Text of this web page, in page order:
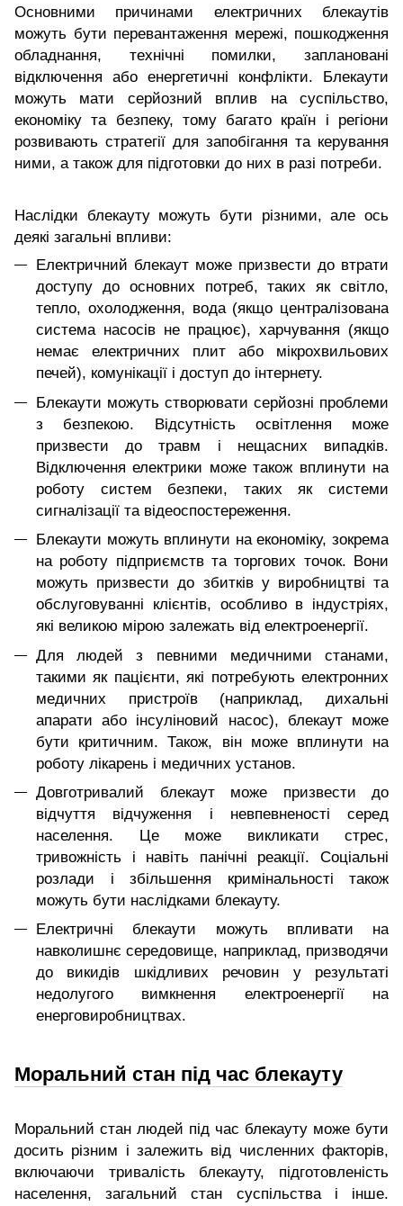
Основними причинами електричних блекаутів
можуть бути перевантаження мережі, пошкодження
обладнання, технічні помилки, заплановані
відключення або енергетичні конфлікти. Блекаути
можуть мати серйозний вплив на суспільство,
економіку та безпеку, тому багато країн і регіони
розвивають стратегії для запобігання та керування
ними, а також для підготовки до них в разі потреби.
Наслідки блекауту можуть бути різними, але ось
деякі загальні впливи:
Електричний блекаут може призвести до втрати
доступу до основних потреб, таких як світло,
тепло, охолодження, вода (якщо централізована
система насосів не працює), харчування (якщо
немає електричних плит або мікрохвильових
печей), комунікації і доступ до інтернету.
Блекаути можуть створювати серйозні проблеми
з безпекою. Відсутність освітлення може
призвести до травм і нещасних випадків.
Відключення електрики може також вплинути на
роботу систем безпеки, таких як системи
сигналізації та відеоспостереження.
Блекаути можуть вплинути на економіку, зокрема
на роботу підприємств та торгових точок. Вони
можуть призвести до збитків у виробництві та
обслуговуванні клієнтів, особливо в індустріях,
які великою мірою залежать від електроенергії.
Для людей з певними медичними станами,
такими як пацієнти, які потребують електронних
медичних пристроїв (наприклад, дихальні
апарати або інсуліновий насос), блекаут може
бути критичним. Також, він може вплинути на
роботу лікарень і медичних установ.
Довготривалий блекаут може призвести до
відчуття відчуження і невпевненості серед
населення. Це може викликати стрес,
тривожність і навіть панічні реакції. Соціальні
розлади і збільшення кримінальності також
можуть бути наслідками блекауту.
Електричні блекаути можуть впливати на
навколишнє середовище, наприклад, призводячи
до викидів шкідливих речовин у результаті
недолугого вимкнення електроенергії на
енерговиробництвах.
Моральний стан під час блекауту
Моральний стан людей під час блекауту може бути
досить різним і залежить від численних факторів,
включаючи тривалість блекауту, підготовленість
населення, загальний стан суспільства і інше.